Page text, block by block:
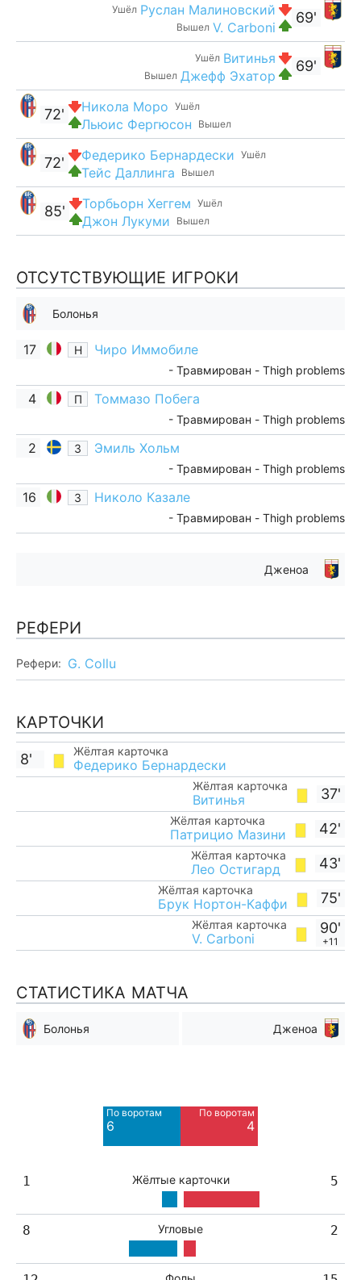
69'
Ушёл Руслан Малиновский
Вышел V. Carboni
69'
Ушёл Витинья
Вышел Джефф Эхатор
Ушёл
Никола Моро
Вышел
Льюис Фергюсон
72'
Ушёл
Федерико Бернардески
Вышел
Тейс Даллинга
72'
Ушёл
Торбьорн Хеггем
Вышел
Джон Лукуми
85'
ОТСУТСТВУЮЩИЕ ИГРОКИ
Болонья
17 Н Чиро Иммобиле
- Травмирован - Thigh problems
4 П Томмазо Побега
- Травмирован - Thigh problems
2 З Эмиль Хольм
- Травмирован - Thigh problems
16 З Николо Казале
- Травмирован - Thigh problems
Дженоа
РЕФЕРИ
Рефери: G. Collu
КАРТОЧКИ
Жёлтая карточка
Федерико Бернардески
8'
37'
Жёлтая карточка
Витинья
42'
Жёлтая карточка
Патрицио Мазини
43'
Жёлтая карточка
Лео Остигард
75'
Жёлтая карточка
Брук Нортон-Каффи
90'
+11
Жёлтая карточка
V. Carboni
СТАТИСТИКА МАТЧА
Болонья Дженоа
По воротам
6
По воротам
4
1 Жёлтые карточки 5
8 Угловые 2